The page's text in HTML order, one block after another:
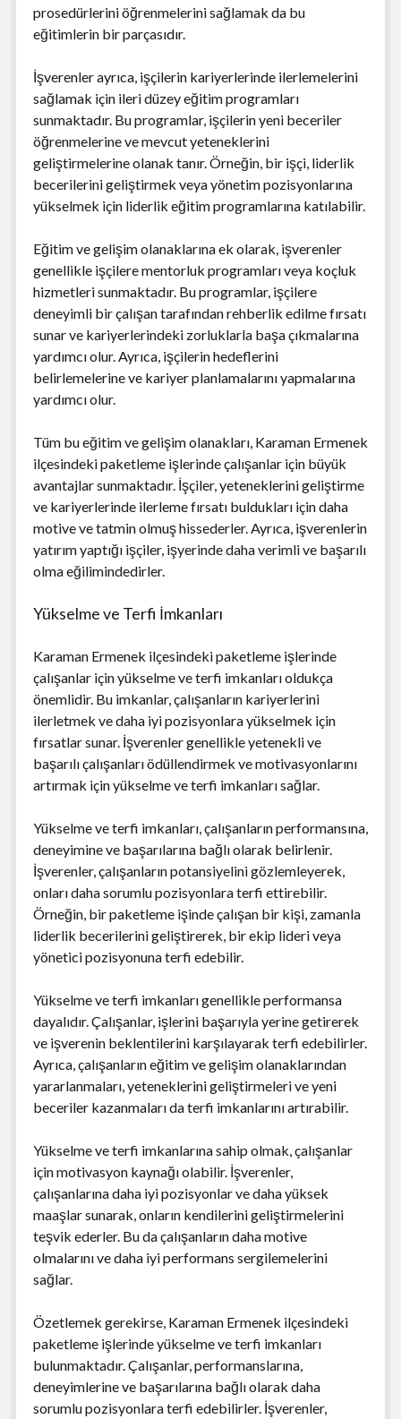
prosedürlerini öğrenmelerini sağlamak da bu
eğitimlerin bir parçasıdır.
İşverenler ayrıca, işçilerin kariyerlerinde ilerlemelerini
sağlamak için ileri düzey eğitim programları
sunmaktadır. Bu programlar, işçilerin yeni beceriler
öğrenmelerine ve mevcut yeteneklerini
geliştirmelerine olanak tanır. Örneğin, bir işçi, liderlik
becerilerini geliştirmek veya yönetim pozisyonlarına
yükselmek için liderlik eğitim programlarına katılabilir.
Eğitim ve gelişim olanaklarına ek olarak, işverenler
genellikle işçilere mentorluk programları veya koçluk
hizmetleri sunmaktadır. Bu programlar, işçilere
deneyimli bir çalışan tarafından rehberlik edilme fırsatı
sunar ve kariyerlerindeki zorluklarla başa çıkmalarına
yardımcı olur. Ayrıca, işçilerin hedeflerini
belirlemelerine ve kariyer planlamalarını yapmalarına
yardımcı olur.
Tüm bu eğitim ve gelişim olanakları, Karaman Ermenek
ilçesindeki paketleme işlerinde çalışanlar için büyük
avantajlar sunmaktadır. İşçiler, yeteneklerini geliştirme
ve kariyerlerinde ilerleme fırsatı buldukları için daha
motive ve tatmin olmuş hissederler. Ayrıca, işverenlerin
yatırım yaptığı işçiler, işyerinde daha verimli ve başarılı
olma eğilimindedirler.
Yükselme ve Terfi İmkanları
Karaman Ermenek ilçesindeki paketleme işlerinde
çalışanlar için yükselme ve terfi imkanları oldukça
önemlidir. Bu imkanlar, çalışanların kariyerlerini
ilerletmek ve daha iyi pozisyonlara yükselmek için
fırsatlar sunar. İşverenler genellikle yetenekli ve
başarılı çalışanları ödüllendirmek ve motivasyonlarını
artırmak için yükselme ve terfi imkanları sağlar.
Yükselme ve terfi imkanları, çalışanların performansına,
deneyimine ve başarılarına bağlı olarak belirlenir.
İşverenler, çalışanların potansiyelini gözlemleyerek,
onları daha sorumlu pozisyonlara terfi ettirebilir.
Örneğin, bir paketleme işinde çalışan bir kişi, zamanla
liderlik becerilerini geliştirerek, bir ekip lideri veya
yönetici pozisyonuna terfi edebilir.
Yükselme ve terfi imkanları genellikle performansa
dayalıdır. Çalışanlar, işlerini başarıyla yerine getirerek
ve işverenin beklentilerini karşılayarak terfi edebilirler.
Ayrıca, çalışanların eğitim ve gelişim olanaklarından
yararlanmaları, yeteneklerini geliştirmeleri ve yeni
beceriler kazanmaları da terfi imkanlarını artırabilir.
Yükselme ve terfi imkanlarına sahip olmak, çalışanlar
için motivasyon kaynağı olabilir. İşverenler,
çalışanlarına daha iyi pozisyonlar ve daha yüksek
maaşlar sunarak, onların kendilerini geliştirmelerini
teşvik ederler. Bu da çalışanların daha motive
olmalarını ve daha iyi performans sergilemelerini
sağlar.
Özetlemek gerekirse, Karaman Ermenek ilçesindeki
paketleme işlerinde yükselme ve terfi imkanları
bulunmaktadır. Çalışanlar, performanslarına,
deneyimlerine ve başarılarına bağlı olarak daha
sorumlu pozisyonlara terfi edebilirler. İşverenler,